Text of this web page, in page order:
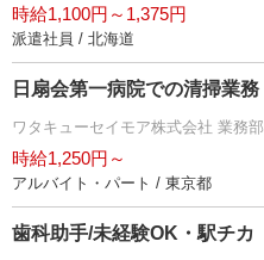
時給1,100円～1,375円
派遣社員 / 北海道
日扇会第一病院での清掃業務
ワタキューセイモア株式会社 業務部
時給1,250円～
アルバイト・パート / 東京都
歯科助手/未経験OK・駅チカ